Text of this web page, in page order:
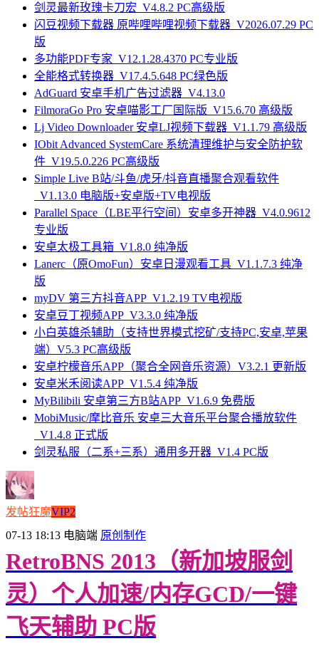
剑灵最新玫瑰卡刀宏_V4.8.2 PC高级版
闪豆视频下载器 原哔哩哔哩视频下载器_V2026.07.29 PC
版
多功能PDF专家_V12.1.28.4370 PC专业版
全能格式转换器_V17.4.5.648 PC绿色版
AdGuard 安卓手机广告过滤器_V4.13.0
FilmoraGo Pro 安卓喵影工厂国际版_V15.6.70 高级版
Lj Video Downloader 安卓LJ视频下载器_V1.1.79 高级版
IObit Advanced SystemCare 系统清理维护与安全防护软
件_V19.5.0.226 PC高级版
Simple Live B站/斗鱼/虎牙/抖音直播聚合观看软件
_V1.13.0 电脑版+安卓版+TV电视版
Parallel Space（LBE平行空间）安卓多开神器_V4.0.9612
专业版
安卓太极工具箱_V1.8.0 纯净版
Lanerc（原OmoFun）安卓日漫观看工具_V1.1.7.3 纯净
版
myDV 第三方抖音APP_V1.2.19 TV电视版
安卓豆丁视频APP_V3.3.0 纯净版
小白英雄杀辅助（支持世界模式挖矿/支持PC,安卓,苹果
端）V5.3 PC高级版
安卓柠檬音乐APP（聚合全网音乐资源）V3.2.1 更新版
安卓米禾阅读APP_V1.5.4 纯净版
MyBilibili 安卓第三方B站APP_V1.6.9 免费版
MobiMusic/摩比音乐 安卓三大音乐平台聚合播放软件
_V1.4.8 正式版
剑灵私服（二系+三系）通用多开器_V1.4 PC版
发帖狂魔VIP2
07-13 18:13 电脑端 原创制作
RetroBNS 2013（新加坡服剑
灵）个人加速/内存GCD/一键
飞天辅助 PC版